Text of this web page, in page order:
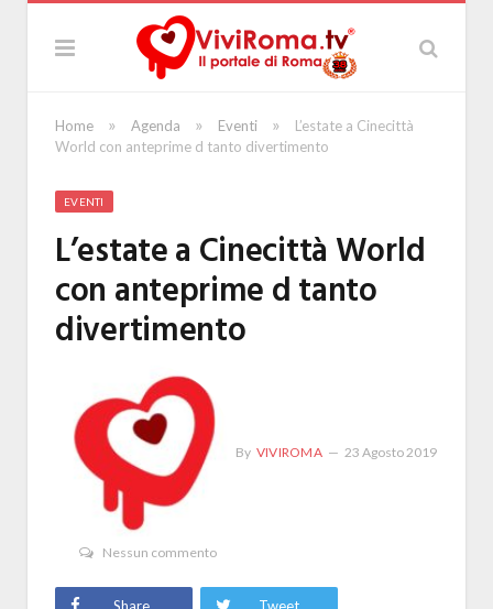
Home » Agenda » Eventi »
L’estate a Cinecittà
World con anteprime d tanto divertimento
EVENTI
L’estate a Cinecittà World
con anteprime d tanto
divertimento
By VIVIROMA 23 Agosto 2019
Nessun commento